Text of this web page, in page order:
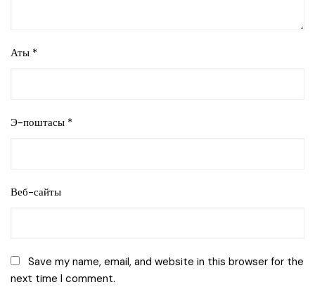
Аты *
Э-поштасы *
Веб-сайты
Save my name, email, and website in this browser for the
next time I comment.